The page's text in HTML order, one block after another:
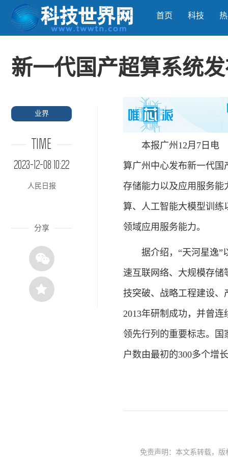
首页 科技
新一代国产超算系统
业界
TIME
2023-12-08 10:22
人民日报
分享
本报广州12月7日电 （
算广州中心发布新一代国
存储能力以及应用服务能
算、人工智能大模型训练
领域应用服务能力。
据介绍，“天河星逸”以
速互联网络、大规模存储
技突破、战略工程建设、
2013年研制成功，并曾
领先行列的重要标志。国
户数由最初的300多个增
免责声明：本文系转载，